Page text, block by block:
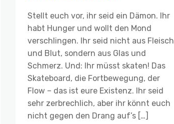
Stellt euch vor, ihr seid ein Dämon. Ihr
habt Hunger und wollt den Mond
verschlingen. Ihr seid nicht aus Fleisch
und Blut, sondern aus Glas und
Schmerz. Und: Ihr müsst skaten! Das
Skateboard, die Fortbewegung, der
Flow – das ist eure Existenz. Ihr seid
sehr zerbrechlich, aber ihr könnt euch
nicht gegen den Drang auf’s […]